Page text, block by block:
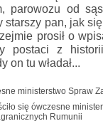
parowozu od
pan, jak
prosił o
postaci z
on tu władał...
się ówczesne
Rumunii